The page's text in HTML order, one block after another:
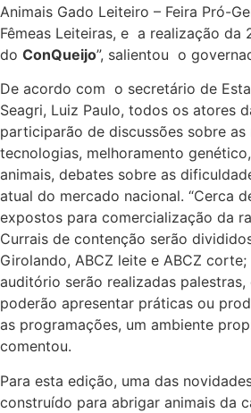
Animais Gado Leiteiro – Feira Pró-
Fêmeas Leiteiras, e a realização da
do ConQueijo”, salientou o
De acordo com o secretário de
Seagri, Luiz Paulo, todos os atores
participarão de discussões sobre as
tecnologias, melhoramento
animais, debates sobre as
atual do mercado nacional. “Cerca
expostos para comercialização da
Currais de contenção serão
Girolando, ABCZ leite e ABCZ
auditório serão realizadas palestras,
poderão apresentar práticas ou
as programações, um ambiente
comentou.
Para esta edição, uma das
construído para abrigar animais da